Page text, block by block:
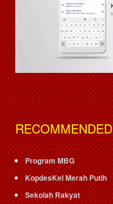
RECOMMENDED
Program MBG
KopdesKel Merah Putih
Sekolah Rakyat